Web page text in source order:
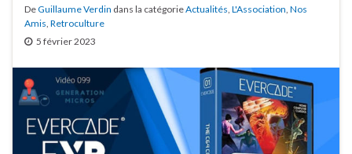
DeGuillaume Verdin dans la catégorieActualités, L'Association, Nos
Amis, Retroculture
5 février 2023